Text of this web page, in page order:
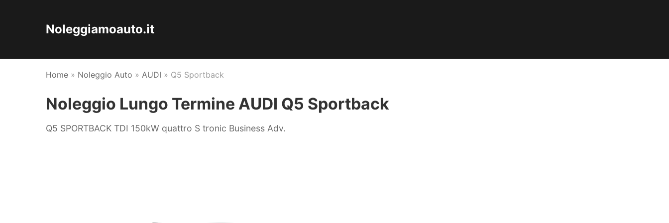
Noleggiamoauto.it
Home » Noleggio Auto » AUDI » Q5 Sportback
Noleggio Lungo Termine AUDI Q5 Sportback
Q5 SPORTBACK TDI 150kW quattro S tronic Business Adv.